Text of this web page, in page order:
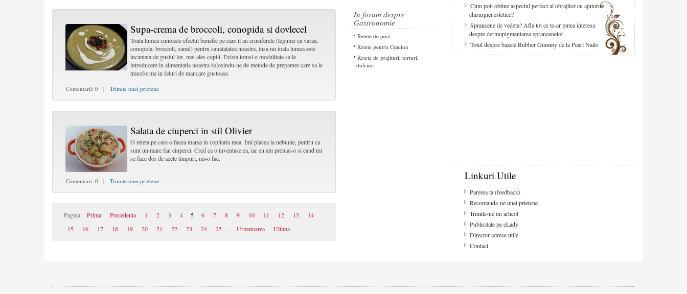
Supa-crema de broccoli, conopida si dovlecel
Toata lumea cunoaste efectul benefic pe care il au cruciferele (legume ca varza,
conopida, broccoli, samd) pentru sanatatatea noastra, insa nu toata lumea este
incantata de gustul lor, mai ales copiii. Exista totusi o modalitate sa le
introducem in alimentatia noastra folosindu-ne de metode de preparare care sa le
transforme in feluri de mancare gustoase.
Comentarii: 0 | Trimite unei prietene
Salata de ciuperci in stil Olivier
O reteta pe care o facea mama in copilaria mea. Imi placea la nebunie, pentru ca
sunt un mare fan ciuperci. Cred ca o inventase ea, iar eu am preluat-o si cand mi
se face dor de acele timpuri, mi-o fac.
Comentarii: 0 | Trimite unei prietene
Pagina: Prima Precedenta 1 2 3 4 5 6 7 8 9 10 11 12 13
14
15
16 17 18 19 20 21 22 23 24 25 ... Urmatoarea Ultima
In forum despre
Gastronomie
Retete de post
Retete pentru Craciun
Retete de prajituri, torturi,
dulciuri
Cum poti obtine aspectul perfect al obrajilor cu ajutorul
chirurgiei estetice?
Sprancene de vedeta? Afla tot ce te-ar putea interesa
despre dermopigmentarea sprancenelor
Totul despre bazele Rubber Gummy de la Pearl Nails
Linkuri Utile
Parerea ta (feedback)
Recomanda-ne unei prietene
Trimite-ne un articol
Publicitate pe eLady
Director adrese utile
Contact